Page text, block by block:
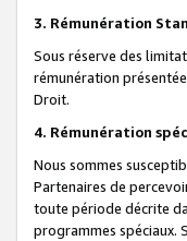
3. Rémunération
Sous réserve des
rémunération
Droit.
4. Rémunération
Nous sommes
Partenaires de
toute période décrite
programmes spéciaux.